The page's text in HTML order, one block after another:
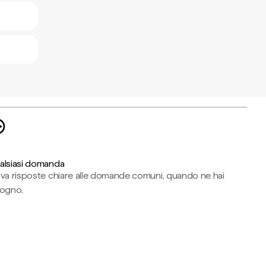
domanda
risposte chiare alle domande comuni, quando ne hai